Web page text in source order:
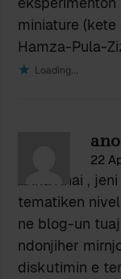
miniature
Hamza-Pula-
Loading...
22
…Xha Xhai ,
tematiken
ne blog-un
ndonjiher
diskutimin e